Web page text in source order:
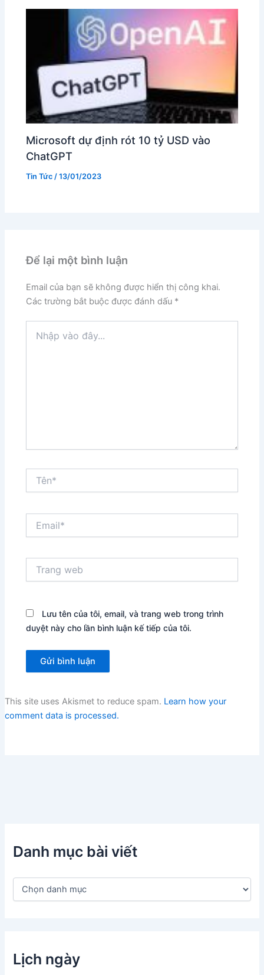
Microsoft dự định rót 10 tỷ USD vào
ChatGPT
Tin Tức /13/01/2023
Để lại một bình luận
Email của bạn sẽ không được hiển thị công khai.
Các trường bắt buộc được đánh dấu *
vào
web
Lưu tên của tôi, email, và trang web trong trình
duyệt này cho lần bình luận kế tiếp của tôi.
This site uses Akismet to reduce spam. Learn how your
comment data is processed.
Danh mục bài viết
D
c
b
Lịch ngày